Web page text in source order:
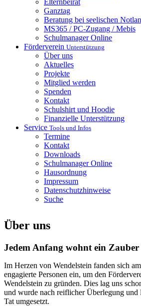
Elternbeirat
Ganztag
Beratung bei seelischen
MS365 / PC-Zugang / Mebis
Schulmanager Online
Förderverein Unterstützung
Über uns
Aktuelles
Projekte
Mitglied werden
Spenden
Kontakt
Schulshirt und Hoodie
Finanzielle Unterstützung
Service Tools und Infos
Termine
Kontakt
Downloads
Schulmanager Online
Hausordnung
Impressum
Datenschutzhinweise
Suche
Über uns
Jedem Anfang wohnt ein Zauber
Im Herzen von Wendelstein fanden sich
engagierte Personen ein, um den
Wendelstein zu gründen. Dies lag uns
und wurde nach reiflicher Überlegung und
Tat umgesetzt.